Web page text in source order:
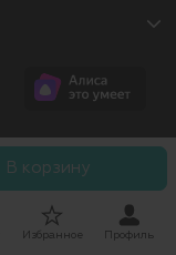
В корзину
Избранное Профиль